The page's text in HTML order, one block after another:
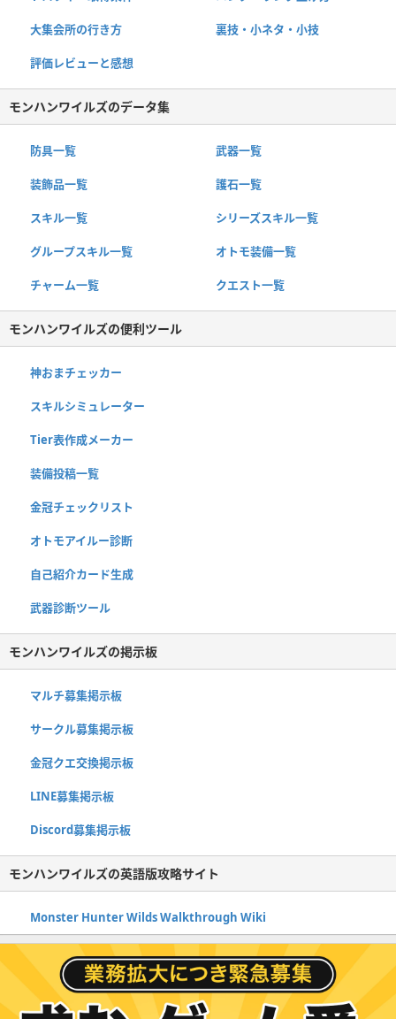
大集会所の行き方 裏技・小ネタ・小技
評価レビューと感想
モンハンワイルズのデータ集
防具一覧 武器一覧
装飾品一覧 護石一覧
スキル一覧 シリーズスキル一覧
グループスキル一覧 オトモ装備一覧
チャーム一覧 クエスト一覧
モンハンワイルズの便利ツール
神おまチェッカー
スキルシミュレーター
Tier表作成メーカー
装備投稿一覧
金冠チェックリスト
オトモアイルー診断
自己紹介カード生成
武器診断ツール
モンハンワイルズの掲示板
マルチ募集掲示板
サークル募集掲示板
金冠クエ交換掲示板
LINE募集掲示板
Discord募集掲示板
モンハンワイルズの英語版攻略サイト
Monster Hunter Wilds Walkthrough Wiki